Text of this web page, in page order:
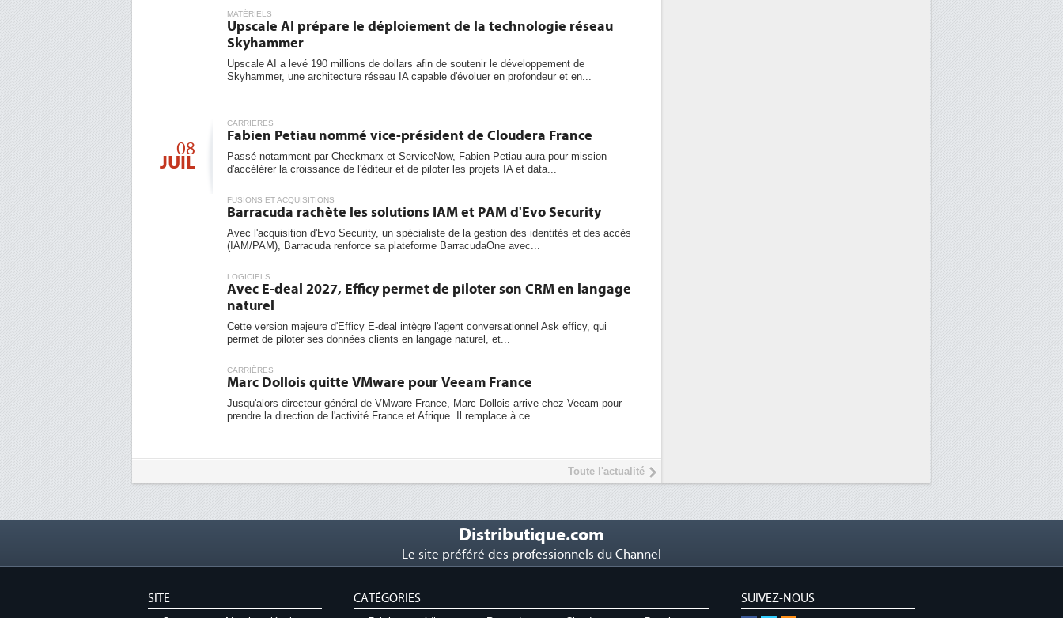
MATÉRIELS
Upscale AI prépare le déploiement de la technologie réseau
Skyhammer
Upscale AI a levé 190 millions de dollars afin de soutenir le développement de
Skyhammer, une architecture réseau IA capable d'évoluer en profondeur et en...
08
JUIL
CARRIÈRES
Fabien Petiau nommé vice-président de Cloudera France
Passé notamment par Checkmarx et ServiceNow, Fabien Petiau aura pour mission
d'accélérer la croissance de l'éditeur et de piloter les projets IA et data...
FUSIONS ET ACQUISITIONS
Barracuda rachète les solutions IAM et PAM d'Evo Security
Avec l'acquisition d'Evo Security, un spécialiste de la gestion des identités et des accès
(IAM/PAM), Barracuda renforce sa plateforme BarracudaOne avec...
LOGICIELS
Avec E-deal 2027, Efficy permet de piloter son CRM en langage
naturel
Cette version majeure d'Efficy E-deal intègre l'agent conversationnel Ask efficy, qui
permet de piloter ses données clients en langage naturel, et...
CARRIÈRES
Marc Dollois quitte VMware pour Veeam France
Jusqu'alors directeur général de VMware France, Marc Dollois arrive chez Veeam pour
prendre la direction de l'activité France et Afrique. Il remplace à ce...
Toute l'actualité
Distributique.com
Le site préféré des professionnels du Channel
SUIVEZ-NOUS
SITE CATÉGORIES